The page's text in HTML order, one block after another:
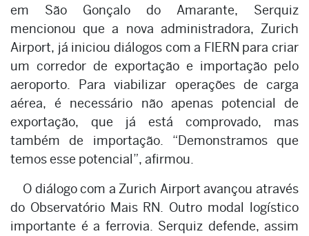
em São Gonçalo do Amarante, Serquiz
mencionou que a nova administradora, Zurich
Airport, já iniciou diálogos com a FIERN para criar
um corredor de exportação e importação pelo
aeroporto. Para viabilizar operações de carga
aérea, é necessário não apenas potencial de
exportação, que já está comprovado, mas
também de importação. “Demonstramos que
temos esse potencial”, afirmou.
O diálogo com a Zurich Airport avançou através
do Observatório Mais RN. Outro modal logístico
importante é a ferrovia. Serquiz defende, assim